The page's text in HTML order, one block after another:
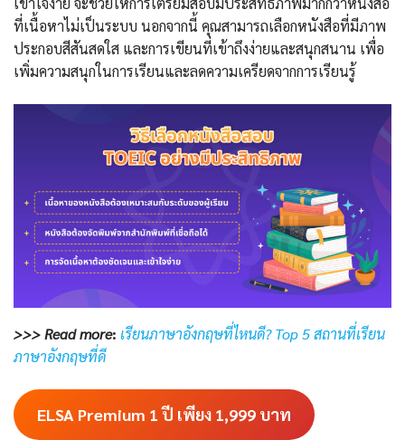
ที่เนื้อหาไม่เป็นระบบ นอกจากนี้ คุณสามารถเลือกหนังสือที่มีภาพ
ประกอบสีสันสดใส และการเขียนที่เข้าถึงง่ายและสนุกสนาน เพื่อ
เพิ่มความสนุกในการเรียนและลดความเครียดจากการเรียนรู้
>>> Read more: เรียนภาษาอังกฤษที่ไหนดี? Top 5 สถานที่เรียน
ภาษาอังกฤษที่ดี
ELSA Premium 1 ปี เพียง 1,999 บาท